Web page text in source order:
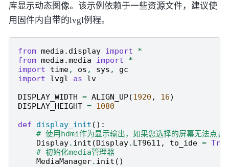
库显示动态图像。该示例依赖于一些资源文件，建议使
用固件内自带的lvgl例程。
from media.display import
*
from media.media import
*
import
time, os , sys ,
gc
import
lvgl as
lv
DISPLAY_WIDTH
= ALIGN_UP(1920 , 16)
DISPLAY_HEIGHT = 1080
def
display_init ():
# 使用hdmi作为显示输出，如果您选择的屏幕无法
Display. init ( Display. LT9611 , to_ide = True
# 初始化media管理器
MediaManager. init ()